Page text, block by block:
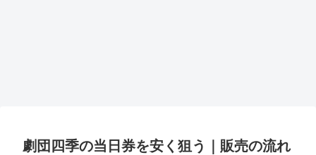
劇団四季の当日券を安く狙う｜販売の流れ